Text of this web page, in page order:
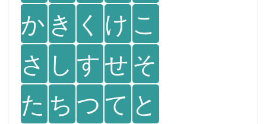
か き く け こ
さ し すせ そ
た ち つ て と